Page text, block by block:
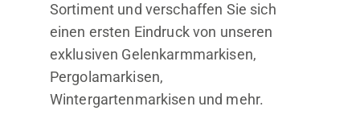
Sortiment und verschaffen Sie sich
einen ersten Eindruck von unseren
exklusiven Gelenkarmmarkisen,
Pergolamarkisen,
Wintergartenmarkisen und mehr.